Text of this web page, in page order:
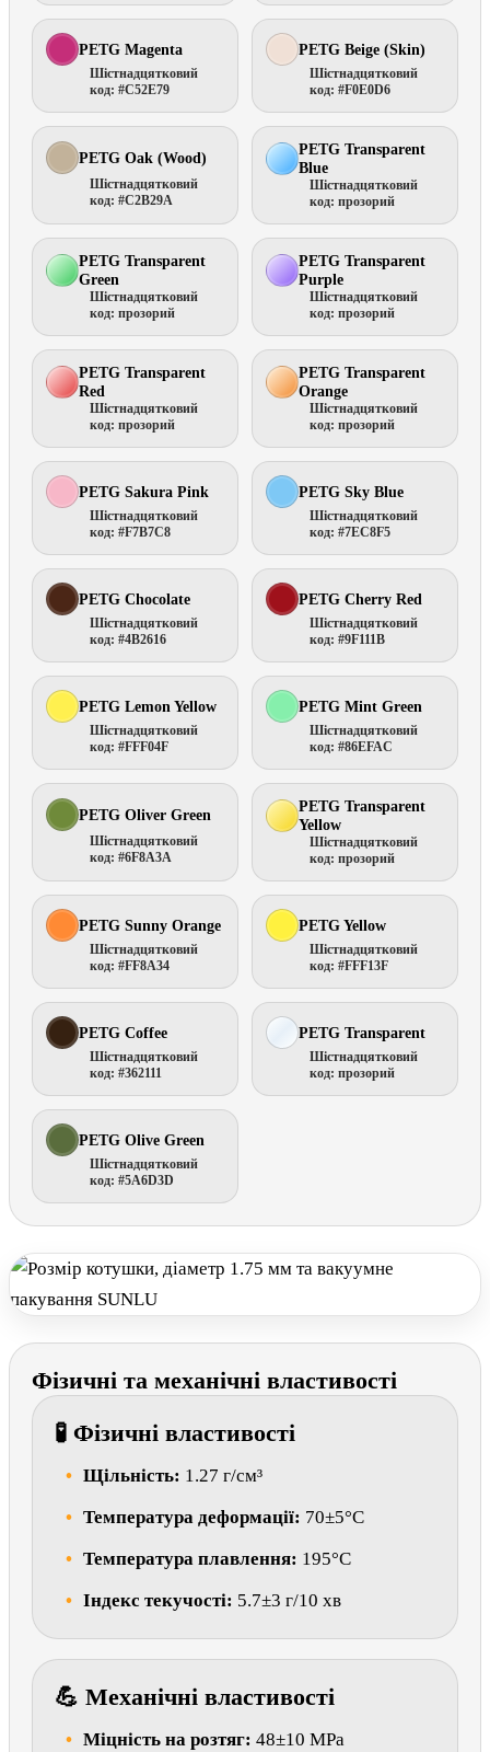
PETG Magenta
Шістнадцятковий
код: #C52E79
PETG Beige (Skin)
Шістнадцятковий
код: #F0E0D6
PETG Oak (Wood)
Шістнадцятковий
код: #C2B29A
PETG Transparent
Blue
Шістнадцятковий
код: прозорий
PETG Transparent
Green
Шістнадцятковий
код: прозорий
PETG Transparent
Purple
Шістнадцятковий
код: прозорий
PETG Transparent
Red
Шістнадцятковий
код: прозорий
PETG Transparent
Orange
Шістнадцятковий
код: прозорий
PETG Sakura Pink
Шістнадцятковий
код: #F7B7C8
PETG Sky Blue
Шістнадцятковий
код: #7EC8F5
PETG Chocolate
Шістнадцятковий
код: #4B2616
PETG Cherry Red
Шістнадцятковий
код: #9F111B
PETG Lemon Yellow
Шістнадцятковий
код: #FFF04F
PETG Mint Green
Шістнадцятковий
код: #86EFAC
PETG Oliver Green
Шістнадцятковий
код: #6F8A3A
PETG Transparent
Yellow
Шістнадцятковий
код: прозорий
PETG Sunny Orange
Шістнадцятковий
код: #FF8A34
PETG Yellow
Шістнадцятковий
код: #FFF13F
PETG Coffee
Шістнадцятковий
код: #362111
PETG Transparent
Шістнадцятковий
код: прозорий
PETG Olive Green
Шістнадцятковий
код: #5A6D3D
Фізичні та механічні властивості
🧪 Фізичні властивості
Щільність: 1.27 г/см³
Температура деформації: 70±5°C
Температура плавлення: 195°C
Індекс текучості: 5.7±3 г/10 хв
💪 Механічні властивості
Міцність на розтяг: 48±10 MPa